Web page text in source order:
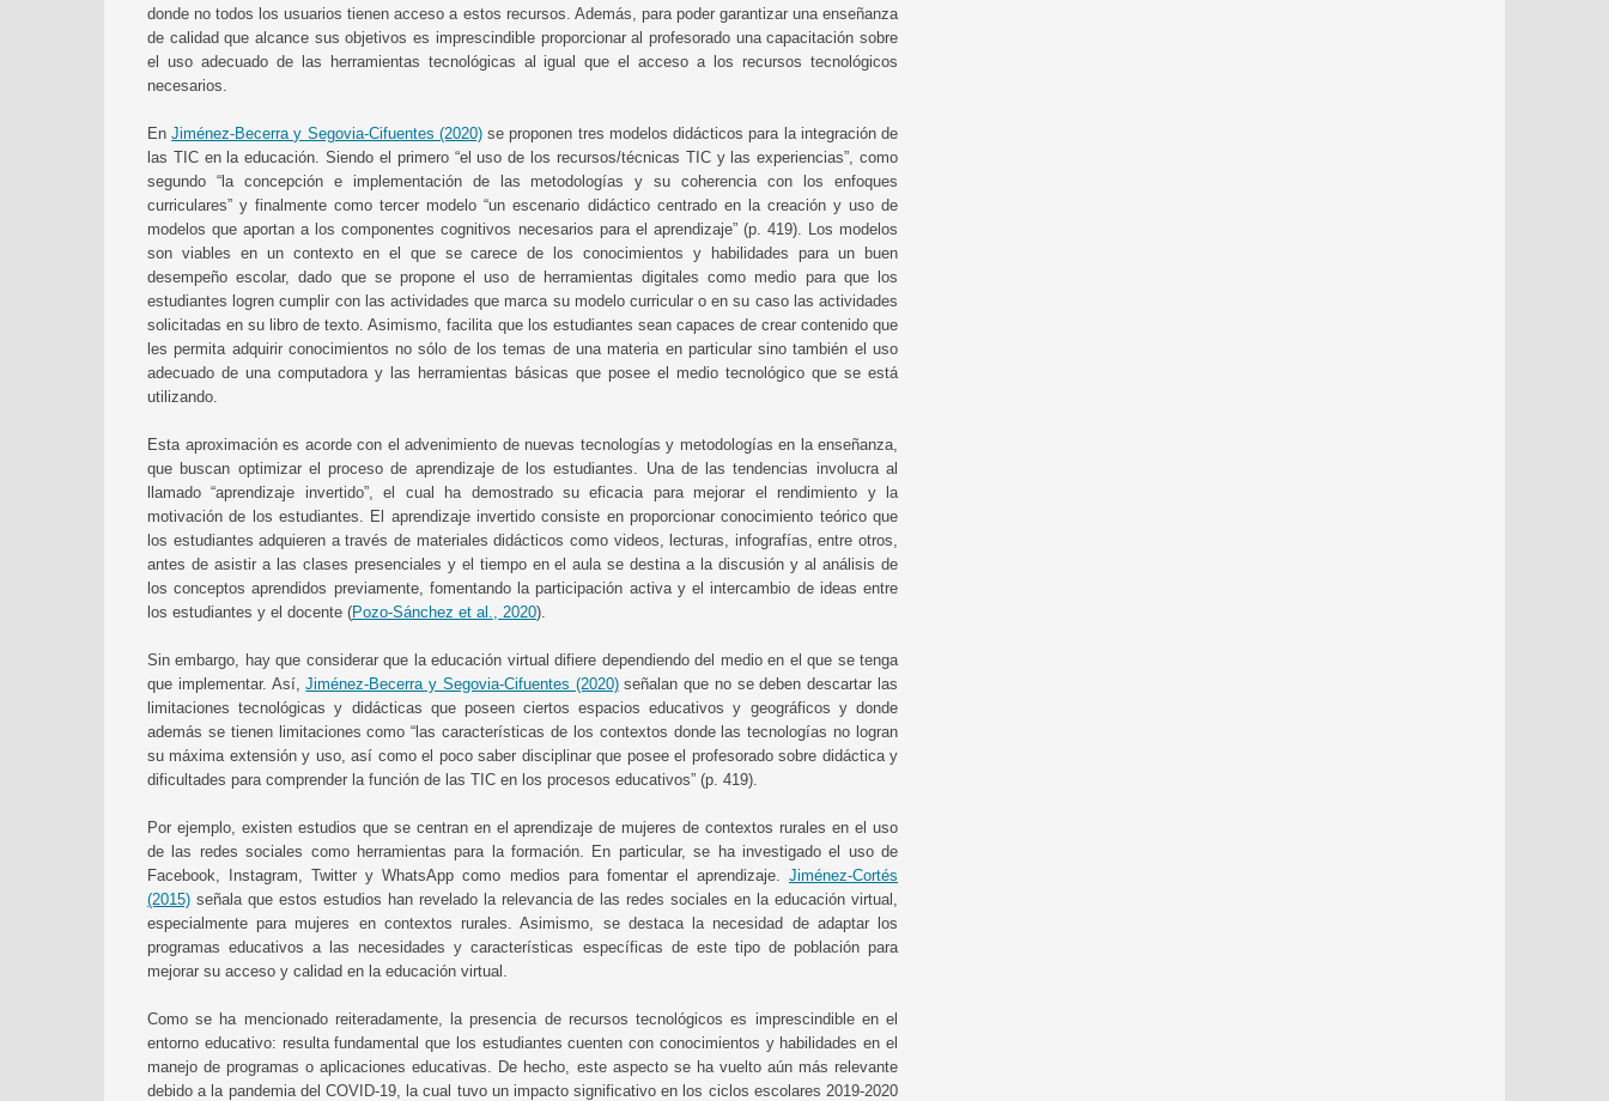
donde no todos los usuarios tienen acceso a estos recursos. Además, para poder garantizar una enseñanza
de calidad que alcance sus objetivos es imprescindible proporcionar al profesorado una capacitación sobre
el uso adecuado de las herramientas tecnológicas al igual que el acceso a los recursos tecnológicos
necesarios.
EnJiménez-Becerra y Segovia-Cifuentes (2020)se proponen tres modelos didácticos para la integración de
las TIC en la educación. Siendo el primero “el uso de los recursos/técnicas TIC y las experiencias”, como
segundo “la concepción e implementación de las metodologías y su coherencia con los enfoques
curriculares” y finalmente como tercer modelo “un escenario didáctico centrado en la creación y uso de
modelos que aportan a los componentes cognitivos necesarios para el aprendizaje” (p. 419). Los modelos
son viables en un contexto en el que se carece de los conocimientos y habilidades para un buen
desempeño escolar, dado que se propone el uso de herramientas digitales como medio para que los
estudiantes logren cumplir con las actividades que marca su modelo curricular o en su caso las actividades
solicitadas en su libro de texto. Asimismo, facilita que los estudiantes sean capaces de crear contenido que
les permita adquirir conocimientos no sólo de los temas de una materia en particular sino también el uso
adecuado de una computadora y las herramientas básicas que posee el medio tecnológico que se está
utilizando.
Esta aproximación es acorde con el advenimiento de nuevas tecnologías y metodologías en la enseñanza,
que buscan optimizar el proceso de aprendizaje de los estudiantes. Una de las tendencias involucra al
llamado “aprendizaje invertido”, el cual ha demostrado su eficacia para mejorar el rendimiento y la
motivación de los estudiantes. El aprendizaje invertido consiste en proporcionar conocimiento teórico que
los estudiantes adquieren a través de materiales didácticos como videos, lecturas, infografías, entre otros,
antes de asistir a las clases presenciales y el tiempo en el aula se destina a la discusión y al análisis de
los conceptos aprendidos previamente, fomentando la participación activa y el intercambio de ideas entre
los estudiantes y el docente (Pozo-Sánchez et al., 2020).
Sin embargo, hay que considerar que la educación virtual difiere dependiendo del medio en el que se tenga
que implementar. Así,Jiménez-Becerra y Segovia-Cifuentes (2020)señalan que no se deben descartar las
limitaciones tecnológicas y didácticas que poseen ciertos espacios educativos y geográficos y donde
además se tienen limitaciones como “las características de los contextos donde las tecnologías no logran
su máxima extensión y uso, así como el poco saber disciplinar que posee el profesorado sobre didáctica y
dificultades para comprender la función de las TIC en los procesos educativos” (p. 419).
Por ejemplo, existen estudios que se centran en el aprendizaje de mujeres de contextos rurales en el uso
de las redes sociales como herramientas para la formación. En particular, se ha investigado el uso de
Facebook, Instagram, Twitter y WhatsApp como medios para fomentar el aprendizaje. Jiménez-Cortés
(2015) señala que estos estudios han revelado la relevancia de las redes sociales en la educación virtual,
especialmente para mujeres en contextos rurales. Asimismo, se destaca la necesidad de adaptar los
programas educativos a las necesidades y características específicas de este tipo de población para
mejorar su acceso y calidad en la educación virtual.
Como se ha mencionado reiteradamente, la presencia de recursos tecnológicos es imprescindible en el
entorno educativo: resulta fundamental que los estudiantes cuenten con conocimientos y habilidades en el
manejo de programas o aplicaciones educativas. De hecho, este aspecto se ha vuelto aún más relevante
debido a la pandemia del COVID-19, la cual tuvo un impacto significativo en los ciclos escolares 2019-2020